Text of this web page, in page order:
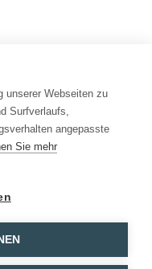
unserer Webseiten zu
Surfverlaufs,
angepasste
Sie mehr